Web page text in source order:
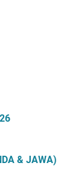
& JAWA)